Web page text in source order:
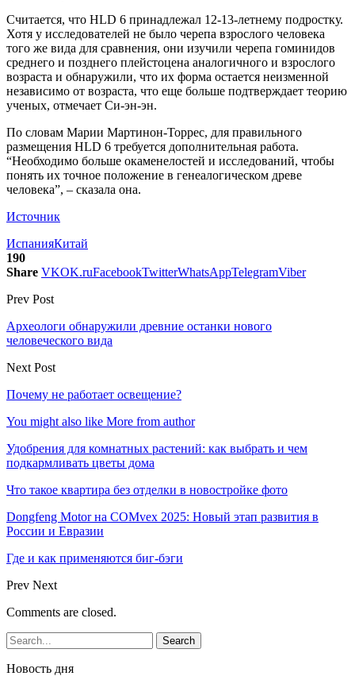
Считается, что HLD 6 принадлежал 12-13-летнему подростку.
Хотя у исследователей не было черепа взрослого человека
того же вида для сравнения, они изучили черепа гоминидов
среднего и позднего плейстоцена аналогичного и взрослого
возраста и обнаружили, что их форма остается неизменной
независимо от возраста, что еще больше подтверждает теорию
ученых, отмечает Си-эн-эн.
По словам Марии Мартинон-Торрес, для правильного
размещения HLD 6 требуется дополнительная работа.
“Необходимо больше окаменелостей и исследований, чтобы
понять их точное положение в генеалогическом древе
человека”, – сказала она.
Источник
ИспанияКитай
190
Share VKOK.ruFacebookTwitterWhatsAppTelegramViber
Prev Post
Археологи обнаружили древние останки нового
человеческого вида
Next Post
Почему не работает освещение?
You might also like More from author
Удобрения для комнатных растений: как выбрать и чем
подкармливать цветы дома
Что такое квартира без отделки в новостройке фото
Dongfeng Motor на COMvex 2025: Новый этап развития в
России и Евразии
Где и как применяются биг-бэги
Prev Next
Comments are closed.
Новость дня